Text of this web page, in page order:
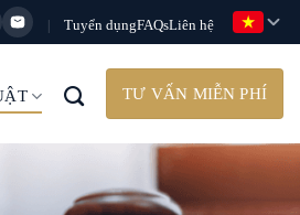
| Tuyển dụngFAQsLiên hệ
TƯ VẤN MIỄN PHÍ